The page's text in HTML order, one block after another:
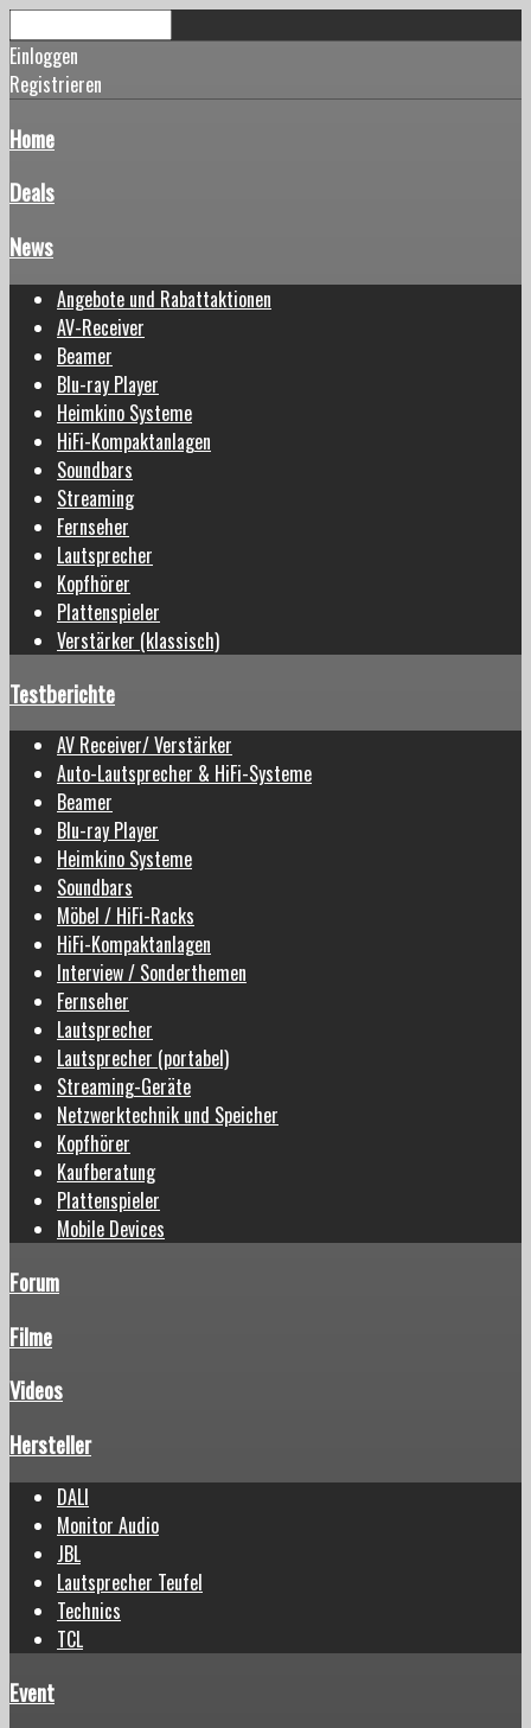
Einloggen
Registrieren
Home
Deals
News
Angebote und Rabattaktionen
AV-Receiver
Beamer
Blu-ray Player
Heimkino Systeme
HiFi-Kompaktanlagen
Soundbars
Streaming
Fernseher
Lautsprecher
Kopfhörer
Plattenspieler
Verstärker (klassisch)
Testberichte
AV Receiver/ Verstärker
Auto-Lautsprecher & HiFi-Systeme
Beamer
Blu-ray Player
Heimkino Systeme
Soundbars
Möbel / HiFi-Racks
HiFi-Kompaktanlagen
Interview / Sonderthemen
Fernseher
Lautsprecher
Lautsprecher (portabel)
Streaming-Geräte
Netzwerktechnik und Speicher
Kopfhörer
Kaufberatung
Plattenspieler
Mobile Devices
Forum
Filme
Videos
Hersteller
DALI
Monitor Audio
JBL
Lautsprecher Teufel
Technics
TCL
Event